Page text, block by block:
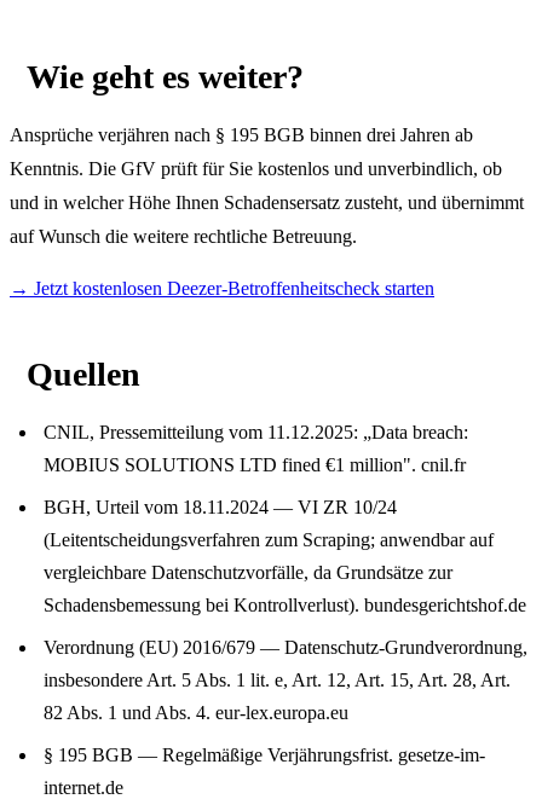
Wie geht es weiter?
Ansprüche verjähren nach § 195 BGB binnen drei Jahren ab
Kenntnis. Die GfV prüft für Sie kostenlos und unverbindlich, ob
und in welcher Höhe Ihnen Schadensersatz zusteht, und übernimmt
auf Wunsch die weitere rechtliche Betreuung.
→ Jetzt kostenlosen Deezer-Betroffenheitscheck starten
Quellen
CNIL, Pressemitteilung vom 11.12.2025: „Data breach:
MOBIUS SOLUTIONS LTD fined €1 million". cnil.fr
BGH, Urteil vom 18.11.2024 — VI ZR 10/24
(Leitentscheidungsverfahren zum Scraping; anwendbar auf
vergleichbare Datenschutzvorfälle, da Grundsätze zur
Schadensbemessung bei Kontrollverlust). bundesgerichtshof.de
Verordnung (EU) 2016/679 — Datenschutz-Grundverordnung,
insbesondere Art. 5 Abs. 1 lit. e, Art. 12, Art. 15, Art. 28, Art.
82 Abs. 1 und Abs. 4. eur-lex.europa.eu
§ 195 BGB — Regelmäßige Verjährungsfrist. gesetze-im-
internet.de